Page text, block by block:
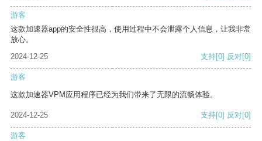
游客
这款加速器app的安全性很高，使用过程中不会泄露个人信息，让我非常
放心。
2024-12-25
支持[0] 反对[0]
游客
这款加速器VPM应用程序已经为我们带来了无限的流畅体验。
2024-12-25 支持[0] 反对[0]
游客